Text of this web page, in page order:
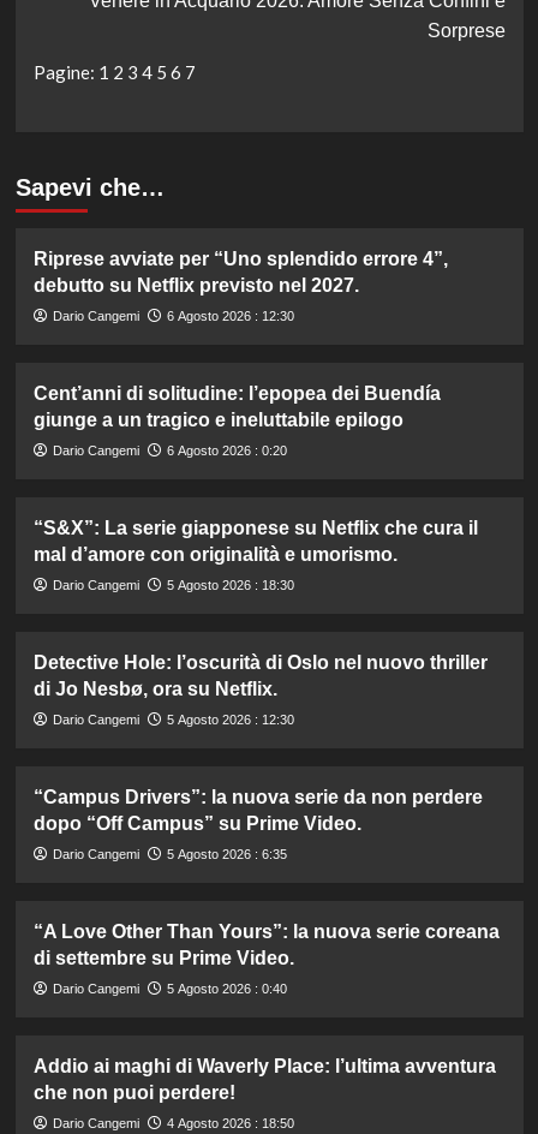
Sorprese
Pagine: 1 2 3 4 5 6 7
Sapevi che…
Riprese avviate per “Uno splendido errore 4”,
debutto su Netflix previsto nel 2027.
Dario Cangemi 6 Agosto 2026 : 12:30
Cent’anni di solitudine: l’epopea dei Buendía
giunge a un tragico e ineluttabile epilogo
Dario Cangemi 6 Agosto 2026 : 0:20
“S&X”: La serie giapponese su Netflix che cura il
mal d’amore con originalità e umorismo.
Dario Cangemi 5 Agosto 2026 : 18:30
Detective Hole: l’oscurità di Oslo nel nuovo thriller
di Jo Nesbø, ora su Netflix.
Dario Cangemi 5 Agosto 2026 : 12:30
“Campus Drivers”: la nuova serie da non perdere
dopo “Off Campus” su Prime Video.
Dario Cangemi 5 Agosto 2026 : 6:35
“A Love Other Than Yours”: la nuova serie coreana
di settembre su Prime Video.
Dario Cangemi 5 Agosto 2026 : 0:40
Addio ai maghi di Waverly Place: l’ultima avventura
che non puoi perdere!
Dario Cangemi 4 Agosto 2026 : 18:50